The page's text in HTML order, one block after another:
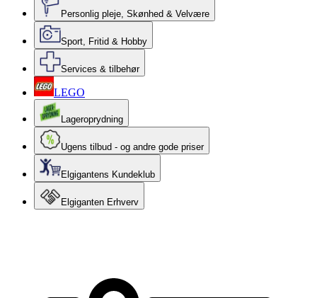
Personlig pleje, Skønhed & Velvære
Sport, Fritid & Hobby
Services & tilbehør
LEGO
Lageroprydning
Ugens tilbud - og andre gode priser
Elgigantens Kundeklub
Elgiganten Erhverv